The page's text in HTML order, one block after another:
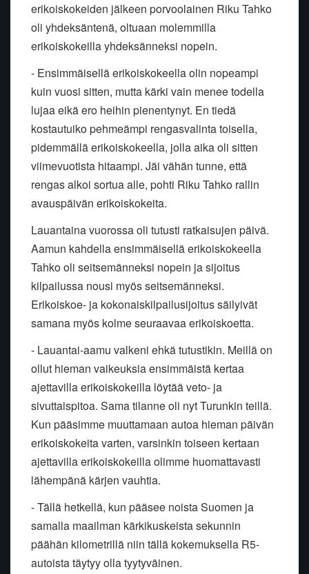
erikoiskokeiden jälkeen porvoolainen Riku Tahko
oli yhdeksäntenä, oltuaan molemmilla
erikoiskokeilla yhdeksänneksi nopein.
- Ensimmäisellä erikoiskokeella olin nopeampi
kuin vuosi sitten, mutta kärki vain menee todella
lujaa eikä ero heihin pienentynyt. En tiedä
kostautuiko pehmeämpi rengasvalinta toisella,
pidemmällä erikoiskokeella, jolla aika oli sitten
viimevuotista hitaampi. Jäi vähän tunne, että
rengas alkoi sortua alle, pohti Riku Tahko rallin
avauspäivän erikoiskokeita.
Lauantaina vuorossa oli tutusti ratkaisujen päivä.
Aamun kahdella ensimmäisellä erikoiskokeella
Tahko oli seitsemänneksi nopein ja sijoitus
kilpailussa nousi myös seitsemänneksi.
Erikoiskoe- ja kokonaiskilpailusijoitus säilyivät
samana myös kolme seuraavaa erikoiskoetta.
- Lauantai-aamu valkeni ehkä tutustikin. Meillä on
ollut hieman vaikeuksia ensimmäistä kertaa
ajettavilla erikoiskokeilla löytää veto- ja
sivuttaispitoa. Sama tilanne oli nyt Turunkin teillä.
Kun pääsimme muuttamaan autoa hieman päivän
erikoiskokeita varten, varsinkin toiseen kertaan
ajettavilla erikoiskokeilla olimme huomattavasti
lähempänä kärjen vauhtia.
- Tällä hetkellä, kun pääsee noista Suomen ja
samalla maailman kärkikuskeista sekunnin
päähän kilometrillä niin tällä kokemuksella R5-
autoista täytyy olla tyytyväinen.